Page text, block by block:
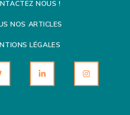
NOUS !
NOS ARTICLES
LÉGALES